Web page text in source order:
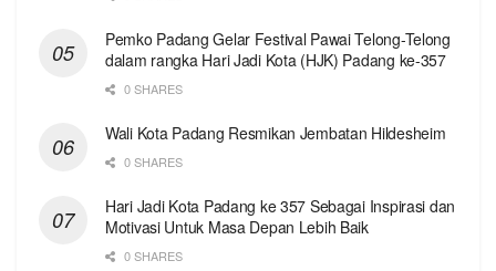
Pemko Padang Gelar Festival Pawai Telong-Telong
dalam rangka Hari Jadi Kota (HJK) Padang ke-357
0 SHARES
Wali Kota Padang Resmikan Jembatan Hildesheim
0 SHARES
Hari Jadi Kota Padang ke 357 Sebagai Inspirasi dan
Motivasi Untuk Masa Depan Lebih Baik
0 SHARES